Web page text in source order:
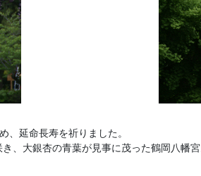
延命長寿を祈りました。
大銀杏の青葉が見事に茂った鶴岡八幡宮